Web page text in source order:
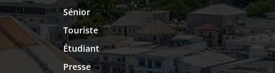
Sénior
Touriste
Étudiant
Presse